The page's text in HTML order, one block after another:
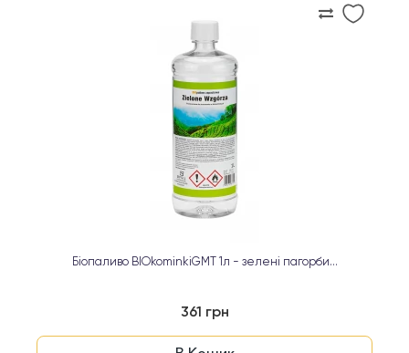
Біопаливо BIOkominkiGMT 1л - зелені пагорби...
361 грн